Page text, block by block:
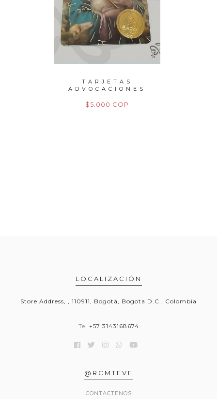
TARJETAS
ADVOCACIONES
$5.000 COP
LOCALIZACIÓN
Store Address, , 110911, Bogotá, Bogota D.C., Colombia
Tel +57 3143168674
@RCMTEVE
CONTACTENOS